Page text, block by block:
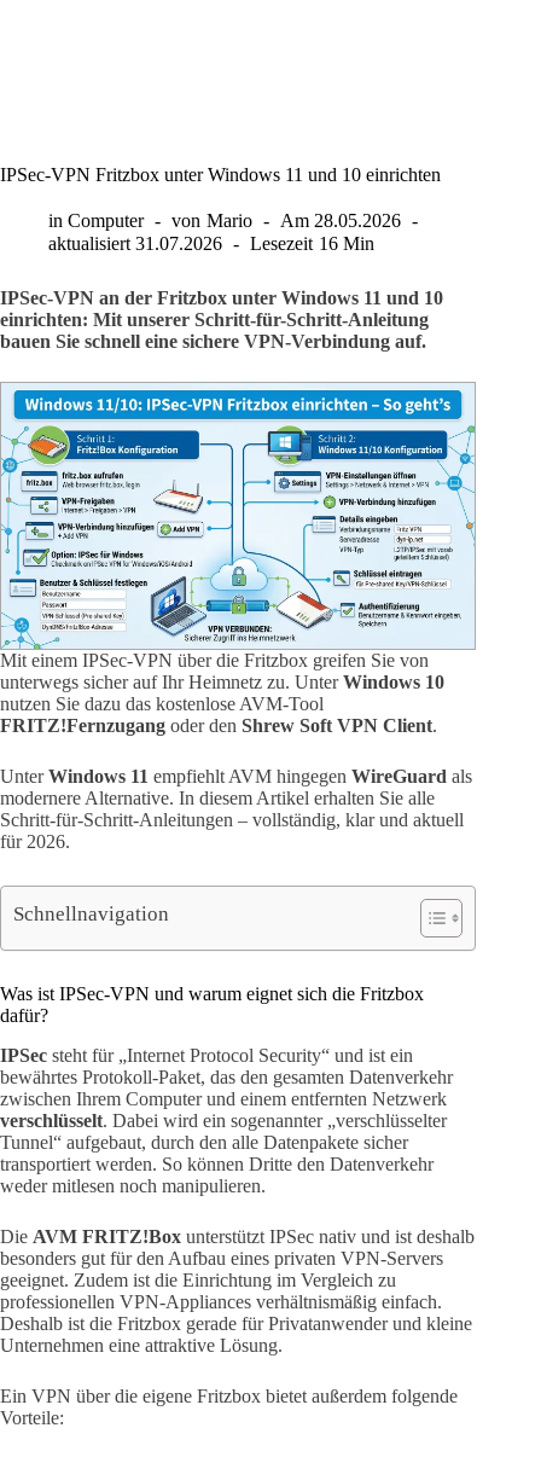
IPSec-VPN Fritzbox unter Windows 11 und 10 einrichten
in Computer von Mario Am 28.05.2026
aktualisiert 31.07.2026 Lesezeit 16 Min
IPSec-VPN an der Fritzbox unter Windows 11 und 10
einrichten: Mit unserer Schritt-für-Schritt-Anleitung
bauen Sie schnell eine sichere VPN-Verbindung auf.
Mit einem IPSec-VPN über die Fritzbox greifen Sie von
unterwegs sicher auf Ihr Heimnetz zu. UnterWindows 10
nutzen Sie dazu das kostenlose AVM-Tool
FRITZ!Fernzugang oder den Shrew Soft VPN Client.
UnterWindows 11 empfiehlt AVM hingegen WireGuard als
modernere Alternative. In diesem Artikel erhalten Sie alle
Schritt-für-Schritt-Anleitungen – vollständig, klar und aktuell
für 2026.
Schnellnavigation
Was ist IPSec-VPN und warum eignet sich die Fritzbox
dafür?
IPSec steht für „Internet Protocol Security“ und ist ein
bewährtes Protokoll-Paket, das den gesamten Datenverkehr
zwischen Ihrem Computer und einem entfernten Netzwerk
verschlüsselt. Dabei wird ein sogenannter „verschlüsselter
Tunnel“ aufgebaut, durch den alle Datenpakete sicher
transportiert werden. So können Dritte den Datenverkehr
weder mitlesen noch manipulieren.
Die AVM FRITZ!Box unterstützt IPSec nativ und ist deshalb
besonders gut für den Aufbau eines privaten VPN-Servers
geeignet. Zudem ist die Einrichtung im Vergleich zu
professionellen VPN-Appliances verhältnismäßig einfach.
Deshalb ist die Fritzbox gerade für Privatanwender und kleine
Unternehmen eine attraktive Lösung.
Ein VPN über die eigene Fritzbox bietet außerdem folgende
Vorteile: